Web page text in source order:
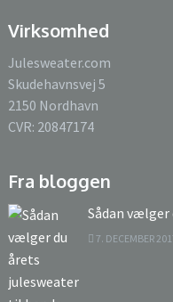
Virksomhed
Julesweater.com
Skudehavnsvej 5
2150 Nordhavn
CVR: 20847174
Fra bloggen
Sådan
7. DECEMBER